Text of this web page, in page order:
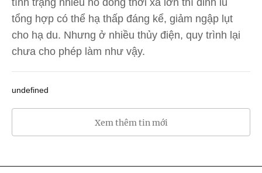
tổng hợp có thể hạ thấp đáng kể, giảm ngập lụt
cho hạ du. Nhưng ở nhiều thủy điện, quy trình lại
chưa cho phép làm như vậy.
undefined
Xem thêm tin mới